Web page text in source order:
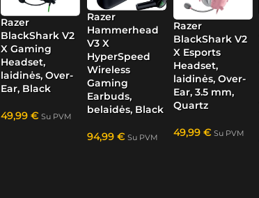
Razer
BlackShark V2
X Gaming
Headset,
laidinės, Over-
Ear, Black
49,99 € Su PVM
Razer
Hammerhead
V3 X
HyperSpeed
Wireless
Gaming
Earbuds,
belaidės, Black
94,99 € Su PVM
Razer
BlackShark V2
X Esports
Headset,
laidinės, Over-
Ear, 3.5 mm,
Quartz
49,99 € Su PVM